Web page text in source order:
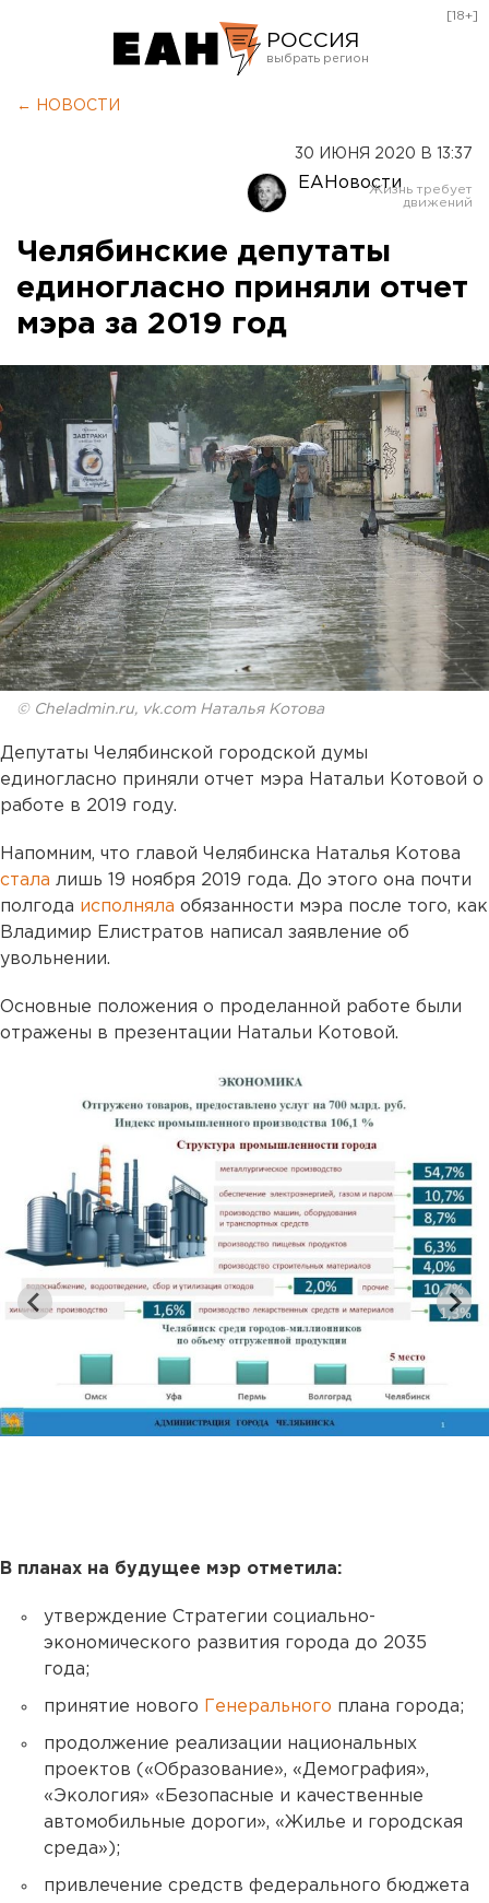
РОССИЯ
Оренбург
[18+]
← НОВОСТИ
30 ИЮНЯ 2020 В 13:37
ЕАНовости
Челябинские депутаты
единогласно приняли отчет
мэра за 2019 год
© Cheladmin.ru, vk.com Наталья Котова
Депутаты Челябинской городской думы
единогласно приняли отчет мэра Натальи Котовой о
работе в 2019 году.
Напомним, что главой Челябинска Наталья Котова
стала лишь 19 ноября 2019 года. До этого она почти
полгода исполняла обязанности мэра после того, как
Владимир Елистратов написал заявление об
увольнении.
Основные положения о проделанной работе были
отражены в презентации Натальи Котовой.
В планах на будущее мэр отметила:
утверждение Стратегии социально-
экономического развития города до 2035
года;
принятие нового Генерального плана города;
продолжение реализации национальных
проектов («Образование», «Демография»,
«Экология» «Безопасные и качественные
автомобильные дороги», «Жилье и городская
среда»);
привлечение средств федерального бюджета